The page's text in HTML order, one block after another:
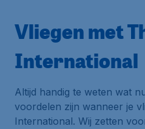
Vliegen met
International
Altijd handig te weten wat
voordelen zijn wanneer je
International. Wij zetten